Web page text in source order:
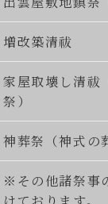
増改築清祓
家屋取壊し清祓
祭）
神葬祭（神式の
※その他諸祭事